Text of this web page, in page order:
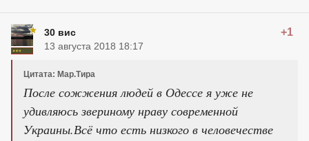
30 вис +1
13 августа 2018 18:17
Цитата: Мар.Тира
После сожжения людей в Одессе я уже не
удивляюсь звериному нраву современной
Украины.Всё что есть низкого в человечестве